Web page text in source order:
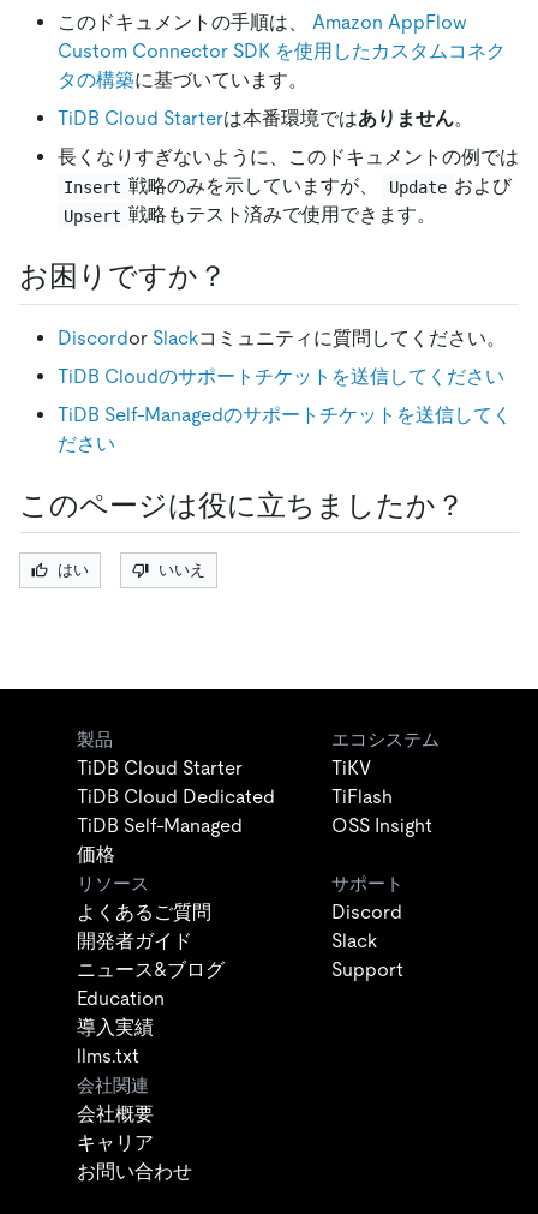
このドキュメントの手順は、 Amazon AppFlow
Custom Connector SDK を使用したカスタムコネク
タの構築に基づいています。
TiDB Cloud Starterは本番環境ではありません。
長くなりすぎないように、このドキュメントの例では
Insert 戦略のみを示していますが、 Update および
Upsert 戦略もテスト済みで使用できます。
お困りですか？
Discordor Slackコミュニティに質問してください。
TiDB Cloudのサポートチケットを送信してください
TiDB Self-Managedのサポートチケットを送信してく
ださい
このページは役に立ちましたか？
はい いいえ
製品
TiDB Cloud Starter
TiDB Cloud Dedicated
TiDB Self-Managed
価格
エコシステム
TiKV
TiFlash
OSS Insight
リソース
よくあるご質問
開発者ガイド
ニュース&ブログ
Education
導入実績
llms.txt
サポート
Discord
Slack
Support
会社関連
会社概要
キャリア
お問い合わせ